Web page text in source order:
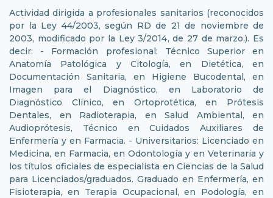
Actividad dirigida a profesionales sanitarios (reconocidos
por la Ley 44/2003, según RD de 21 de noviembre de
2003, modificado por la Ley 3/2014, de 27 de marzo.). Es
decir: - Formación profesional: Técnico Superior en
Anatomía Patológica y Citología, en Dietética, en
Documentación Sanitaria, en Higiene Bucodental, en
Imagen para el Diagnóstico, en Laboratorio de
Diagnóstico Clínico, en Ortoprotética, en Prótesis
Dentales, en Radioterapia, en Salud Ambiental, en
Audioprótesis, Técnico en Cuidados Auxiliares de
Enfermería y en Farmacia. - Universitarios: Licenciado en
Medicina, en Farmacia, en Odontología y en Veterinaria y
los títulos oficiales de especialista en Ciencias de la Salud
para Licenciados/graduados. Graduado en Enfermería, en
Fisioterapia, en Terapia Ocupacional, en Podología, en